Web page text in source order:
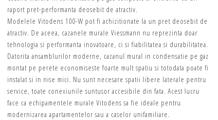
raport pret-performanta deosebit de atractiv.
Modelele Vitodens 100-W pot fi achizitionate la un pret deosebit de
atractiv. De aceea, cazanele murale Viessmann nu reprezinta doar
tehnologia si performanta inovatoare, ci si fiabilitatea si durabilitatea.
Datorita ansamblurilor moderne, cazanul mural in condensatie pe gaz
montat pe perete economiseste foarte mult spatiu si totodata poate fi
instalat si in nise mici. Nu sunt necesare spatii libere laterale pentru
service, toate conexiunile suntusor accesibile din fata. Acest lucru
face ca echipamentele murale Vitodens sa fie ideale pentru
modernizarea apartamentelor sau a caselor unifamiliare.